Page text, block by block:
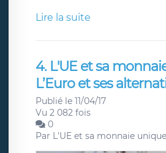
Lire la suite
4. L'UE et sa
L’Euro et ses
Publié le 11/04/17
Vu 2 082 fois
0
Par L'UE et sa monnaie unique